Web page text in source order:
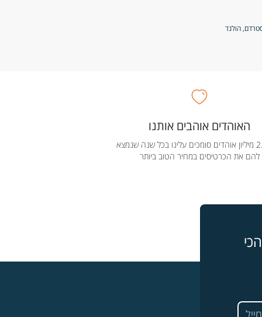
האוהדים אוהבים אותנו
מעל 2.5 מיליון אוהדים סומכים עלינו בכל שנה שנמצא
להם את הכרטיסים במחיר הטוב ביותר